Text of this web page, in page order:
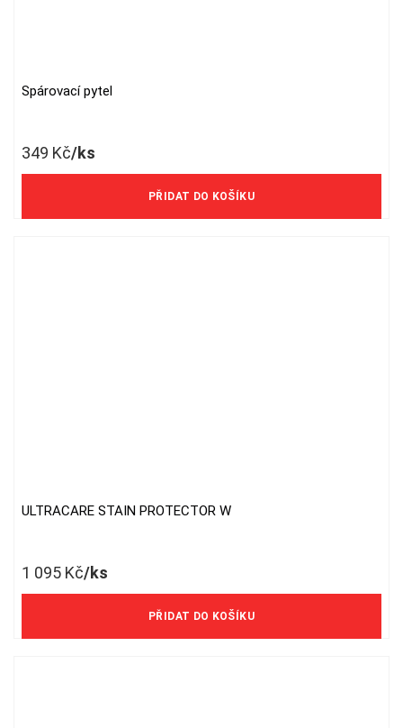
Spárovací pytel
349 Kč/ks
288 Kč/ks bez DPH
PŘIDAT DO KOŠÍKU
ULTRACARE STAIN PROTECTOR W
1 095 Kč/ks
905 Kč/ks bez DPH
PŘIDAT DO KOŠÍKU